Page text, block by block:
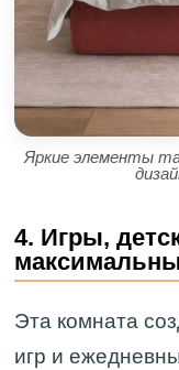
Яркие элементы
4. Игры,
Эта комната
игр и